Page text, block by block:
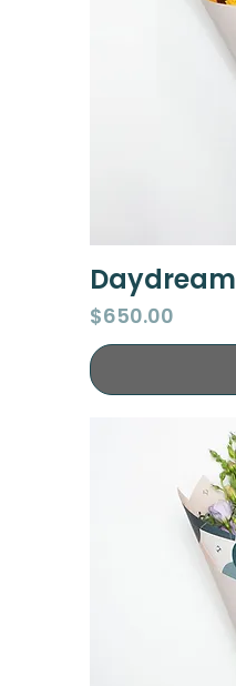
Daydream
Precio
$650.00